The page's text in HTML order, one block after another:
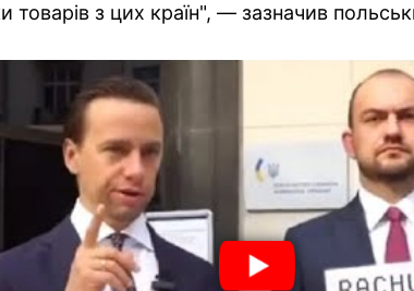
товарів з цих країн", — зазначив